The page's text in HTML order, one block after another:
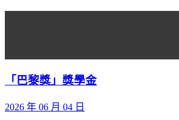
「巴黎獎」獎學金
2026 年 06 月 04 日